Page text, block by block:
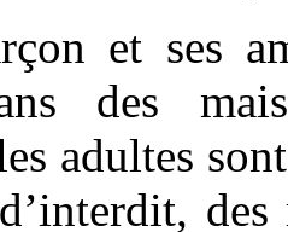
et ses
des
adultes
des